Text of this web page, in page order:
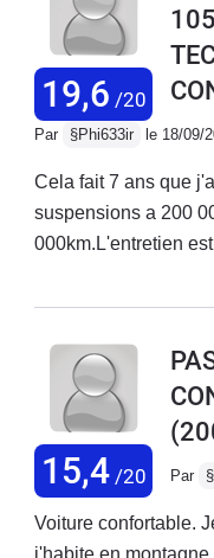
maniable en ville
relativement au
19,6 /20
Par §Phi633ir le 18/09/
Cela fait 7 ans que
suspensions a 200
000km.L'entretien
un peu dans les
changer, je
intérieur, surtout
soleil intégrés dans
système de rail dans
la banquette arrière.
15,4/20 Par
Voiture confortable. Je l'ai prise en 4 roues motrices car
j'habite en